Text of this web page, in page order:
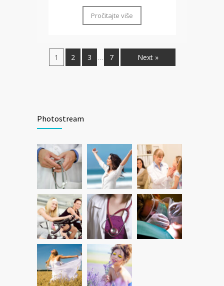
Pročitajte više
1 2 3 … 7 Next »
Photostream